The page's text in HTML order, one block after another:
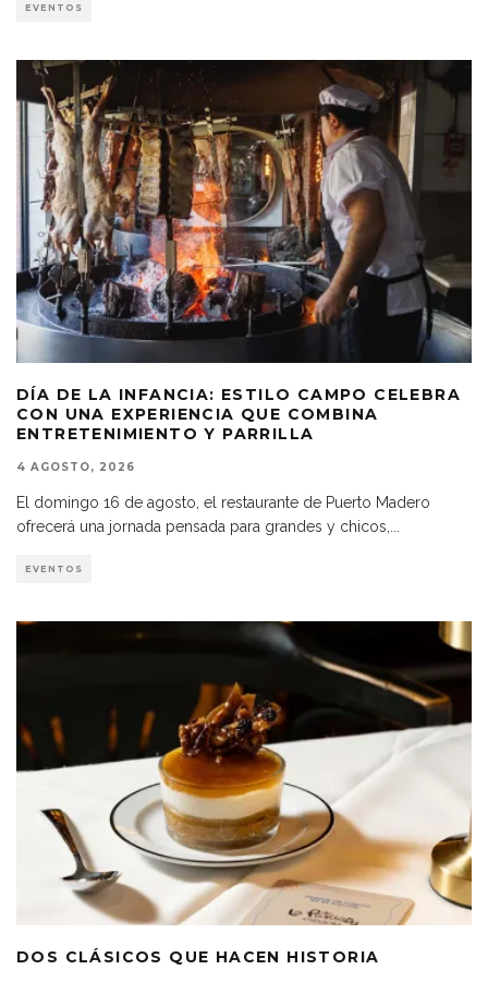
EVENTOS
DÍA DE LA INFANCIA: ESTILO CAMPO CELEBRA
CON UNA EXPERIENCIA QUE COMBINA
ENTRETENIMIENTO Y PARRILLA
4 AGOSTO, 2026
El domingo 16 de agosto, el restaurante de Puerto Madero
ofrecerá una jornada pensada para grandes y chicos,...
EVENTOS
DOS CLÁSICOS QUE HACEN HISTORIA